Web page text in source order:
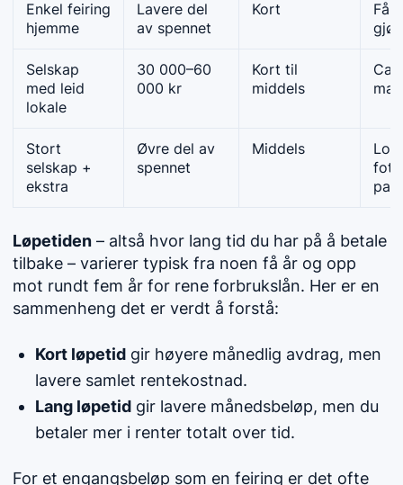
Enkel feiring
hjemme
Lavere del
av spennet
Kort
Få
Selskap
med leid
lokale
30 000–60
000 kr
Kort til
middels
Stort
selskap +
ekstra
Øvre del av
spennet
Middels
Løpetiden – altså hvor lang tid du har på å betale
tilbake – varierer typisk fra noen få år og opp
mot rundt fem år for rene forbrukslån. Her er en
sammenheng det er verdt å forstå:
Kort løpetid gir høyere månedlig avdrag, men
lavere samlet rentekostnad.
Lang løpetid gir lavere månedsbeløp, men du
betaler mer i renter totalt over tid.
For et engangsbeløp som en feiring er det ofte